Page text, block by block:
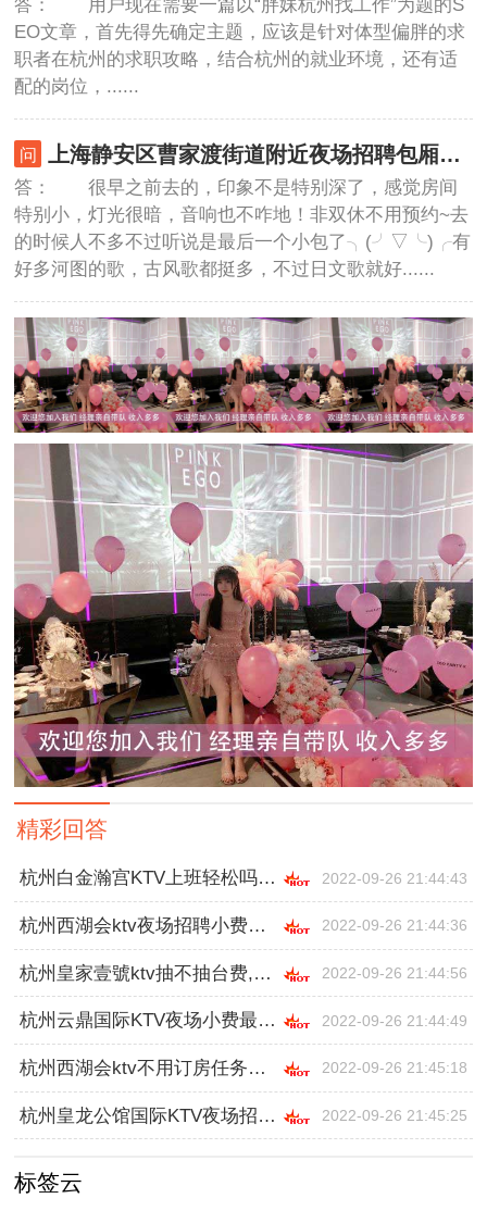
答： 用户现在需要一篇以“胖妹杭州找工作”为题的S
EO文章，首先得先确定主题，应该是针对体型偏胖的求
职者在杭州的求职攻略，结合杭州的就业环境，还有适
配的岗位，......
上海静安区曹家渡街道附近夜场招聘包厢气氛租,招聘微信多少
答： 很早之前去的，印象不是特别深了，感觉房间
特别小，灯光很暗，音响也不咋地！非双休不用预约~去
的时候人不多不过听说是最后一个小包了╮(╯▽╰)╭有
好多河图的歌，古风歌都挺多，不过日文歌就好......
精彩回答
杭州白金瀚宫KTV上班轻松吗,一般在哪招聘 2022-09-26 21:44:43
杭州西湖会ktv夜场招聘小费多少,跟领队还是直招 2022-09-26 21:44:36
杭州皇家壹號ktv抽不抽台费,跟领队还是直招 2022-09-26 21:44:56
杭州云鼎国际KTV夜场小费最高的场子招聘,应聘要求是什么 2022-09-26 21:44:49
杭州西湖会ktv不用订房任务的,入职需要什么条件 2022-09-26 21:45:18
杭州皇龙公馆国际KTV夜场招聘佳丽日结小费,无中介费 2022-09-26 21:45:25
标签云